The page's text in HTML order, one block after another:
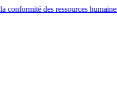
ressources humaines à l'échelle